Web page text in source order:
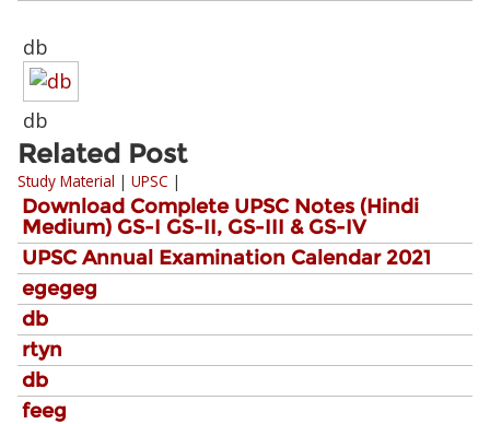
db
db
Related Post
Study Material | UPSC |
Download Complete UPSC Notes (Hindi
Medium) GS-I GS-II, GS-III & GS-IV
UPSC Annual Examination Calendar 2021
egegeg
db
rtyn
db
feeg